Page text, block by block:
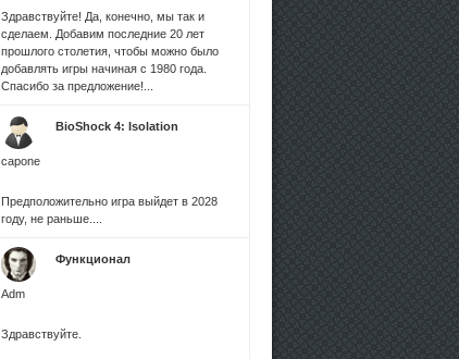
Здравствуйте! Да, конечно, мы так и
сделаем. Добавим последние 20 лет
прошлого столетия, чтобы можно было
добавлять игры начиная с 1980 года.
Спасибо за предложение!...
capone
BioShock 4: Isolation
Предположительно игра выйдет в 2028
году, не раньше....
Adm
Функционал
Здравствуйте.